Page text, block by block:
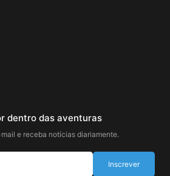
dentro das aventuras
e receba notícias diariamente.
Inscrever